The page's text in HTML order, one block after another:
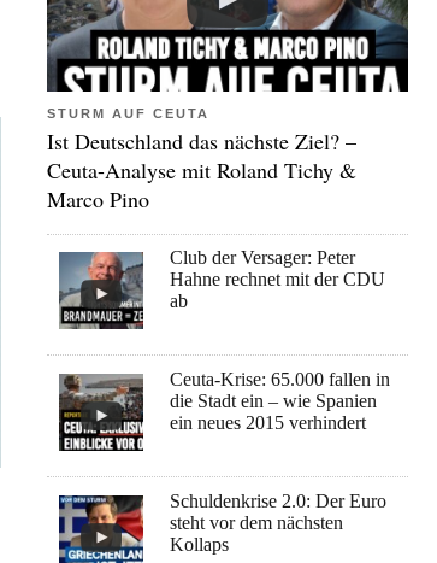
STURM AUF CEUTA
Ist Deutschland das nächste Ziel? –
Ceuta-Analyse mit Roland Tichy &
Marco Pino
Club der Versager: Peter
Hahne rechnet mit der CDU
ab
Ceuta-Krise: 65.000 fallen in
die Stadt ein – wie Spanien
ein neues 2015 verhindert
Schuldenkrise 2.0: Der Euro
steht vor dem nächsten
Kollaps